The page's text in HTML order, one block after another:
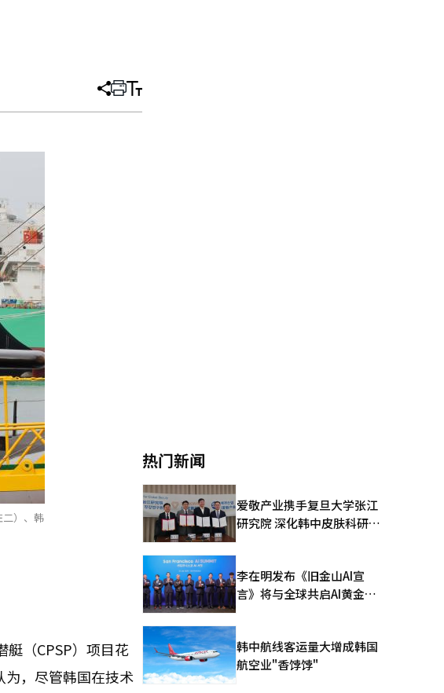
分
文
打 调
大
）、韩
（CPSP）项目花
，尽管韩国在技术
热门新闻
爱敬产业携手复旦大学张江
研究院 深化韩中皮肤科研合
李在明发布《旧金山AI宣
言》将与全球共启AI黄金时
韩中航线客运量大增成韩国
航空业"香饽饽"